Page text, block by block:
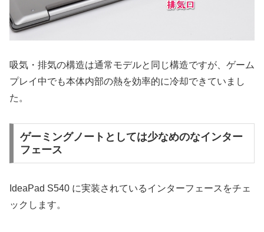
吸気・排気の構造は通常モデルと同じ構造ですが、ゲーム
プレイ中でも本体内部の熱を効率的に冷却できていまし
た。
ゲーミングノートとしては少なめのなインター
フェース
IdeaPad S540 に実装されているインターフェースをチェ
ックします。